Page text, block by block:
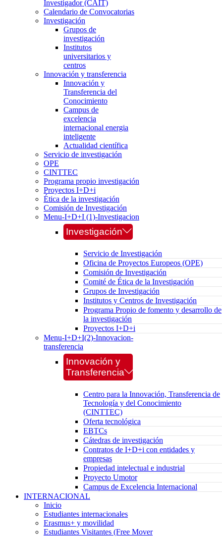
Investigador (CAIT)
Calendario de Convocatorias
Investigación
Grupos de
investigación
Institutos
universitarios y
centros
Innovación y transferencia
Innovación y
Transferencia del
Conocimiento
Campus de
excelencia
internacional energia
inteligente
Actualidad científica
Servicio de investigación
OPE
CINTTEC
Programa propio investigación
Proyectos I+D+i
Ética de la investigación
Comisión de Investigación
Menu-I+D+I (1)-Investigacion
Investigación
Servicio de Investigación
Oficina de Proyectos Europeos (OPE)
Comisión de Investigación
Comité de Ética de la Investigación
Grupos de Investigación
Institutos y Centros de Investigación
Programa Propio de fomento y desarrollo de
la investigación
Proyectos I+D+i
Menu-I+D+I(2)-Innovacion-
transferencia
Innovación y
Transferencia
Centro para la Innovación, Transferencia de
Tecnología y del Conocimiento
(CINTTEC)
Oferta tecnológica
EBTCs
Cátedras de investigación
Contratos de I+D+i con entidades y
empresas
Propiedad intelectual e industrial
Proyecto Umotor
Campus de Excelencia Internacional
INTERNACIONAL
Inicio
Estudiantes internacionales
Erasmus+ y movilidad
Estudiantes Visitantes (Free Mover